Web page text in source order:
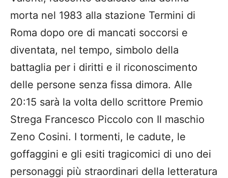
morta nel 1983 alla stazione Termini di
Roma dopo ore di mancati soccorsi e
diventata, nel tempo, simbolo della
battaglia per i diritti e il riconoscimento
delle persone senza fissa dimora. Alle
20:15 sarà la volta dello scrittore Premio
Strega Francesco Piccolo con Il maschio
Zeno Cosini. I tormenti, le cadute, le
goffaggini e gli esiti tragicomici di uno dei
personaggi più straordinari della letteratura